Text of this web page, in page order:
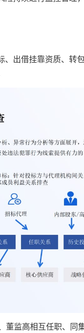
出借挂靠资质、转
董监高相互任职、同